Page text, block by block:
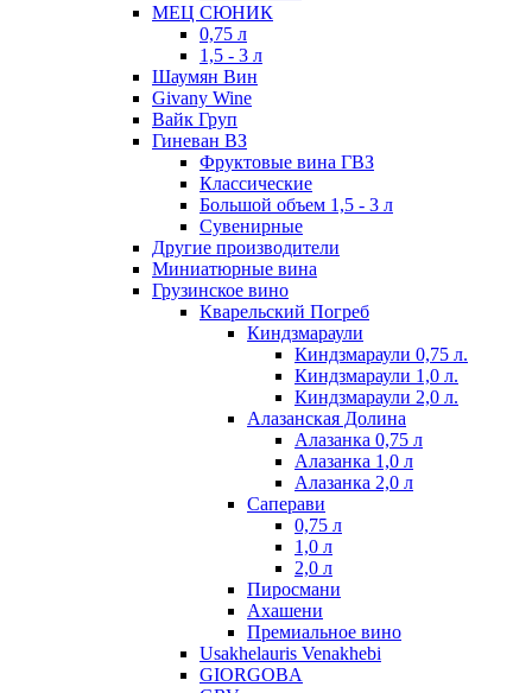
МЕЦ СЮНИК
0,75 л
1,5 - 3 л
Шаумян Вин
Givany Wine
Вайк Груп
Гиневан ВЗ
Фруктовые вина ГВЗ
Классические
Большой объем 1,5 - 3 л
Сувенирные
Другие производители
Миниатюрные вина
Грузинское вино
Кварельский Погреб
Киндзмараули
Киндзмараули 0,75 л.
Киндзмараули 1,0 л.
Киндзмараули 2,0 л.
Алазанская Долина
Алазанка 0,75 л
Алазанка 1,0 л
Алазанка 2,0 л
Саперави
0,75 л
1,0 л
2,0 л
Пиросмани
Ахашени
Премиальное вино
Usakhelauris Venakhebi
GIORGOBA